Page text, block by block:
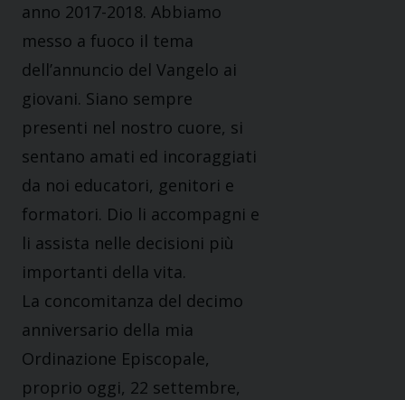
anno 2017-2018. Abbiamo
messo a fuoco il tema
dell’annuncio del Vangelo ai
giovani. Siano sempre
presenti nel nostro cuore, si
sentano amati ed incoraggiati
da noi educatori, genitori e
formatori. Dio li accompagni e
li assista nelle decisioni più
importanti della vita.
La concomitanza del decimo
anniversario della mia
Ordinazione Episcopale,
proprio oggi, 22 settembre,